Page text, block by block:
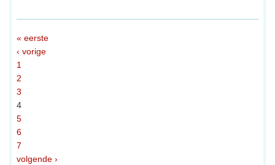
« eerste
‹ vorige
1
2
3
4
5
6
7
volgende ›